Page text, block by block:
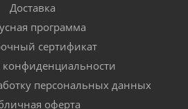
Доставка
программа
сертификат
конфиденциальности
персональных данных
оферта